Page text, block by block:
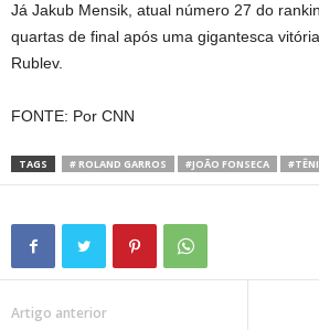
Já Jakub Mensik, atual número 27 do
quartas de final após uma gigantesca
Rublev.
FONTE: Por CNN
TAGS # ROLAND GARROS #JOÃO FONSECA
Artigo anterior